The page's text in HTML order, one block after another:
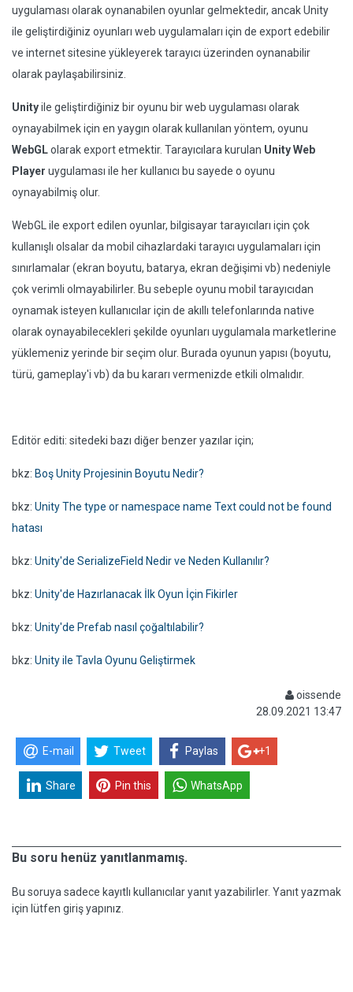
uygulaması olarak oynanabilen oyunlar gelmektedir, ancak Unity
ile geliştirdiğiniz oyunları web uygulamaları için de export edebilir
ve internet sitesine yükleyerek tarayıcı üzerinden oynanabilir
olarak paylaşabilirsiniz.
Unityile geliştirdiğiniz bir oyunu bir web uygulaması olarak
oynayabilmek için en yaygın olarak kullanılan yöntem, oyunu
WebGLolarak export etmektir. Tarayıcılara kurulan Unity Web
Player uygulaması ile her kullanıcı bu sayede o oyunu
oynayabilmiş olur.
WebGL ile export edilen oyunlar, bilgisayar tarayıcıları için çok
kullanışlı olsalar da mobil cihazlardaki tarayıcı uygulamaları için
sınırlamalar (ekran boyutu, batarya, ekran değişimi vb) nedeniyle
çok verimli olmayabilirler. Bu sebeple oyunu mobil tarayıcıdan
oynamak isteyen kullanıcılar için de akıllı telefonlarında native
olarak oynayabilecekleri şekilde oyunları uygulamala marketlerine
yüklemeniz yerinde bir seçim olur. Burada oyunun yapısı (boyutu,
türü, gameplay'i vb) da bu kararı vermenizde etkili olmalıdır.
Editör editi: sitedeki bazı diğer benzer yazılar için;
bkz: Boş Unity Projesinin Boyutu Nedir?
bkz: Unity The type or namespace name Text could not be found
hatası
bkz: Unity'de SerializeField Nedir ve Neden Kullanılır?
bkz: Unity'de Hazırlanacak İlk Oyun İçin Fikirler
bkz: Unity'de Prefab nasıl çoğaltılabilir?
bkz: Unity ile Tavla Oyunu Geliştirmek
oissende
28.09.2021 13:47
E-mail Tweet Paylas +1
Share Pin this WhatsApp
Bu soru henüz yanıtlanmamış.
Bu soruya sadece kayıtlı kullanıcılar yanıt yazabilirler. Yanıt yazmak
için lütfen giriş yapınız.